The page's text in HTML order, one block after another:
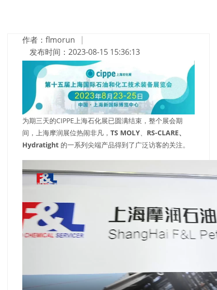
作者：flmorun
发布时间：2023-08-15 15:36:13
为期三天的CIPPE上海石化展已圆满结束，整个展会期
间，上海摩润展位热闹非凡， TS MOLY、 RS-CLARE、
Hydratight 的一系列尖端产品得到了广泛访客的关注。